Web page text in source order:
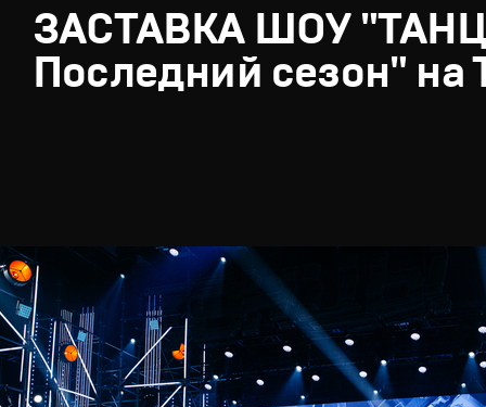
ЗАСТАВКА ШОУ
Последний сезон" на